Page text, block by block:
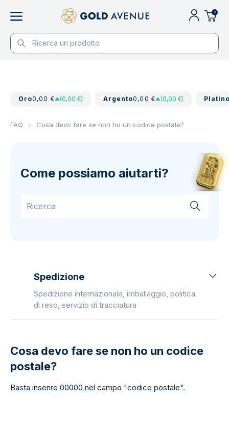
0
Oro0,00 € (0,00 €) Argento0,00 € (0,00 €)
FAQ Cosa devo fare se non ho un codice postale?
Come possiamo aiutarti?
Spedizione
Spedizione internazionale, imballaggio, politica
di reso, servizio di tracciatura
Cosa devo fare se non ho un codice
postale?
Basta inserire 00000 nel campo "codice postale".